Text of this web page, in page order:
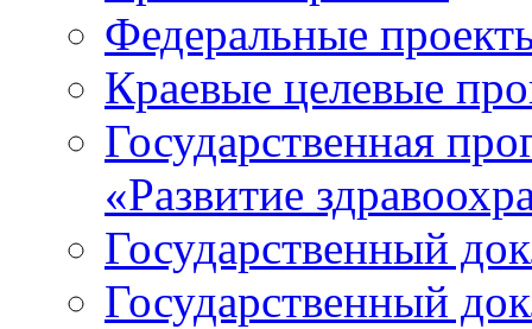
Федеральные
Краевые целевые
Государственная
«Развитие
Государственный
Государственный